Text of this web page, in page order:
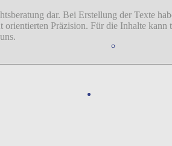
dar. Bei Erstellung der Texte
orientierten Präzision. Für die Inhalte